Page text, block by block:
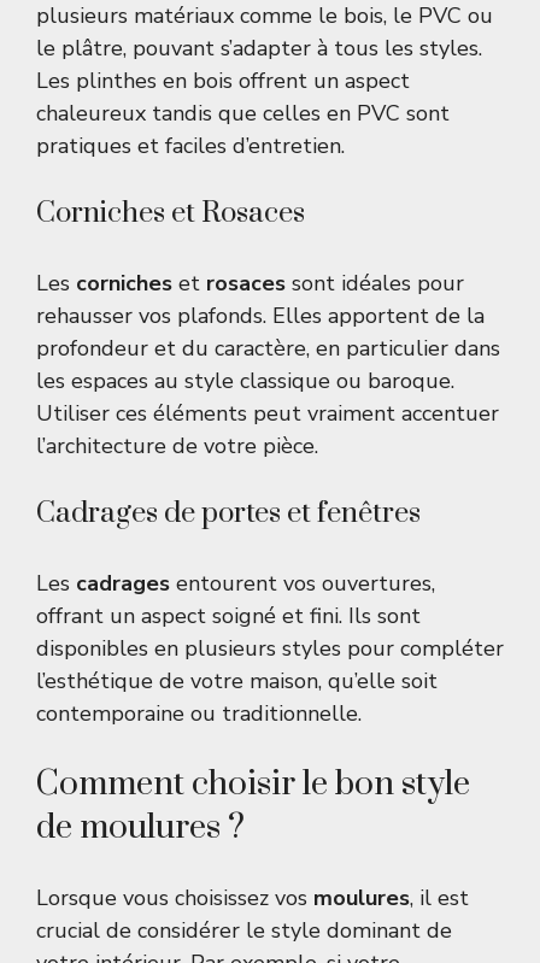
plusieurs matériaux comme le bois, le PVC ou
le plâtre, pouvant s’adapter à tous les styles.
Les plinthes en bois offrent un aspect
chaleureux tandis que celles en PVC sont
pratiques et faciles d’entretien.
Corniches et Rosaces
Les corniches et rosaces sont idéales pour
rehausser vos plafonds. Elles apportent de la
profondeur et du caractère, en particulier dans
les espaces au style classique ou baroque.
Utiliser ces éléments peut vraiment accentuer
l’architecture de votre pièce.
Cadrages de portes et fenêtres
Les cadrages entourent vos ouvertures,
offrant un aspect soigné et fini. Ils sont
disponibles en plusieurs styles pour compléter
l’esthétique de votre maison, qu’elle soit
contemporaine ou traditionnelle.
Comment choisir le bon style
de moulures ?
Lorsque vous choisissez vos moulures, il est
crucial de considérer le style dominant de